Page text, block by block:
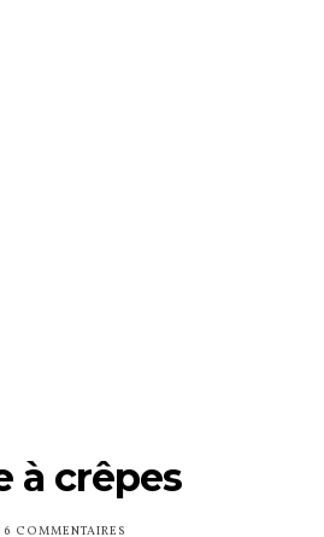
à crêpes
6 COMMENTAIRES